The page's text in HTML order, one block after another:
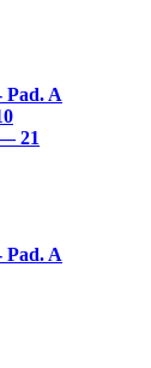
Pad. A
21
Pad. A